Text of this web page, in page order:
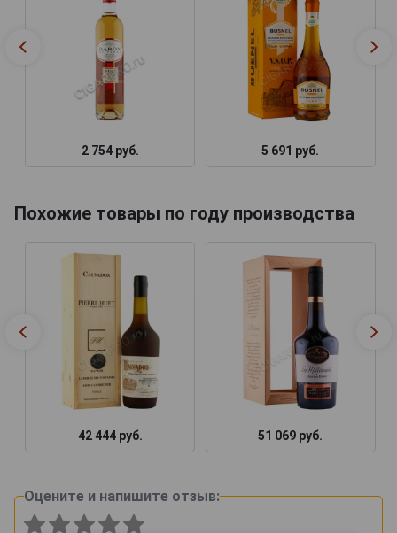
2 754 руб. 5 691 руб.
Похожие товары по году производства
42 444 руб. 51 069 руб.
Оцените и напишите отзыв: